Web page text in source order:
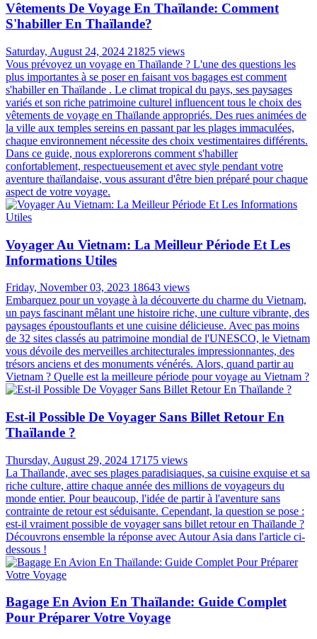
Vêtements De Voyage En Thaïlande: Comment
S'habiller En Thaïlande?
Saturday, August 24, 2024 21825 views
Vous prévoyez un voyage en Thaïlande ? L'une des questions les
plus importantes à se poser en faisant vos bagages est comment
s'habiller en Thaïlande . Le climat tropical du pays, ses paysages
variés et son riche patrimoine culturel influencent tous le choix des
vêtements de voyage en Thaïlande appropriés. Des rues animées de
la ville aux temples sereins en passant par les plages immaculées,
chaque environnement nécessite des choix vestimentaires différents.
Dans ce guide, nous explorerons comment s'habiller
confortablement, respectueusement et avec style pendant votre
aventure thaïlandaise, vous assurant d'être bien préparé pour chaque
aspect de votre voyage.
Voyager Au Vietnam: La Meilleur Période Et Les
Informations Utiles
Friday, November 03, 2023 18643 views
Embarquez pour un voyage à la découverte du charme du Vietnam,
un pays fascinant mêlant une histoire riche, une culture vibrante, des
paysages époustouflants et une cuisine délicieuse. Avec pas moins
de 32 sites classés au patrimoine mondial de l'UNESCO, le Vietnam
vous dévoile des merveilles architecturales impressionnantes, des
trésors anciens et des monuments vénérés. Alors, quand partir au
Vietnam ? Quelle est la meilleure période pour voyage au Vietnam ?
Est-il Possible De Voyager Sans Billet Retour En
Thaïlande ?
Thursday, August 29, 2024 17175 views
La Thaïlande, avec ses plages paradisiaques, sa cuisine exquise et sa
riche culture, attire chaque année des millions de voyageurs du
monde entier. Pour beaucoup, l'idée de partir à l'aventure sans
contrainte de retour est séduisante. Cependant, la question se pose :
est-il vraiment possible de voyager sans billet retour en Thaïlande ?
Découvrons ensemble la réponse avec Autour Asia dans l'article ci-
dessous !
Bagage En Avion En Thaïlande: Guide Complet
Pour Préparer Votre Voyage